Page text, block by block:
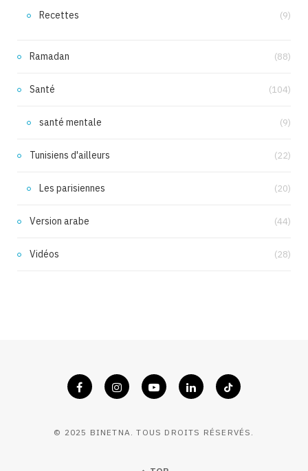
Recettes (9)
Ramadan (88)
Santé (104)
santé mentale (9)
Tunisiens d'ailleurs (22)
Les parisiennes (20)
Version arabe (44)
Vidéos (28)
© 2025 BINETNA. TOUS DROITS RÉSERVÉS.